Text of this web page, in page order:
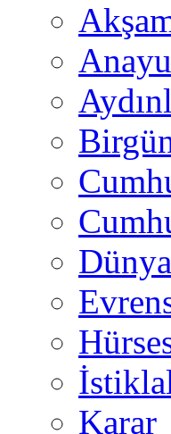
Dünya
Karar